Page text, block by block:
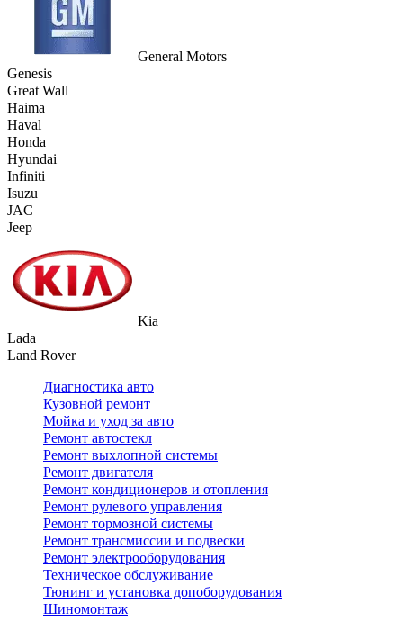
General Motors
Genesis
Great Wall
Haima
Haval
Honda
Hyundai
Infiniti
Isuzu
JAC
Jeep
Kia
Lada
Land Rover
Диагностика авто
Кузовной ремонт
Мойка и уход за авто
Ремонт автостекл
Ремонт выхлопной системы
Ремонт двигателя
Ремонт кондиционеров и отопления
Ремонт рулевого управления
Ремонт тормозной системы
Ремонт трансмиссии и подвески
Ремонт электрооборудования
Техническое обслуживание
Тюнинг и установка допоборудования
Шиномонтаж